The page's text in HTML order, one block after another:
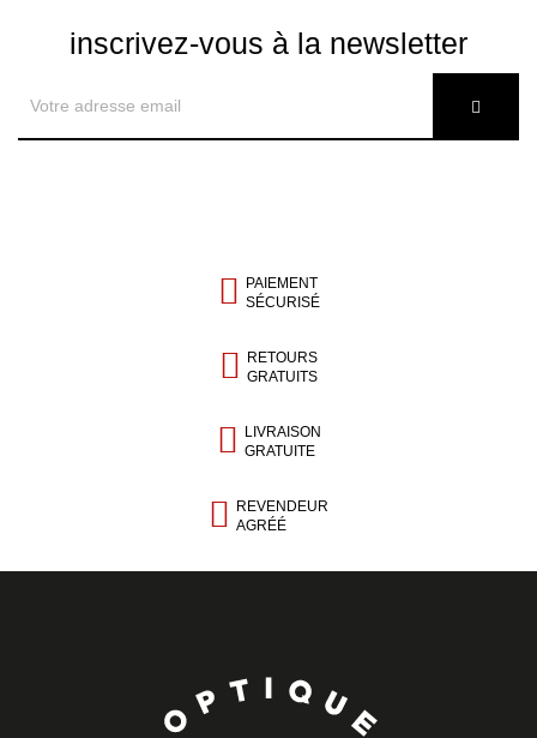
inscrivez-vous à la newsletter
PAIEMENT
SÉCURISÉ
RETOURS
GRATUITS
LIVRAISON
GRATUITE
REVENDEUR
AGRÉÉ